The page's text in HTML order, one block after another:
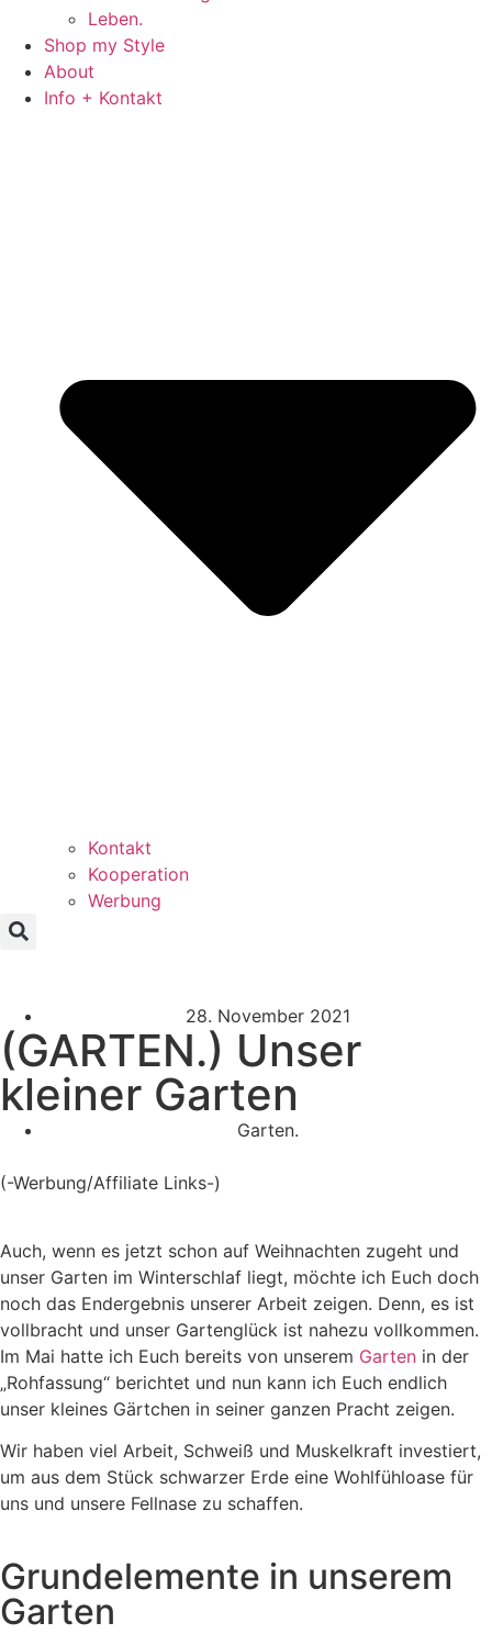
Leben.
Shop my Style
About
Info + Kontakt
Kontakt
Kooperation
Werbung
28. November 2021
(GARTEN.) Unser
kleiner Garten
Garten.
(-Werbung/Affiliate Links-)
Auch, wenn es jetzt schon auf Weihnachten zugeht und
unser Garten im Winterschlaf liegt, möchte ich Euch doch
noch das Endergebnis unserer Arbeit zeigen. Denn, es ist
vollbracht und unser Gartenglück ist nahezu vollkommen.
Im Mai hatte ich Euch bereits von unserem Garten in der
„Rohfassung“ berichtet und nun kann ich Euch endlich
unser kleines Gärtchen in seiner ganzen Pracht zeigen.
Wir haben viel Arbeit, Schweiß und Muskelkraft investiert,
um aus dem Stück schwarzer Erde eine Wohlfühloase für
uns und unsere Fellnase zu schaffen.
Grundelemente in unserem
Garten